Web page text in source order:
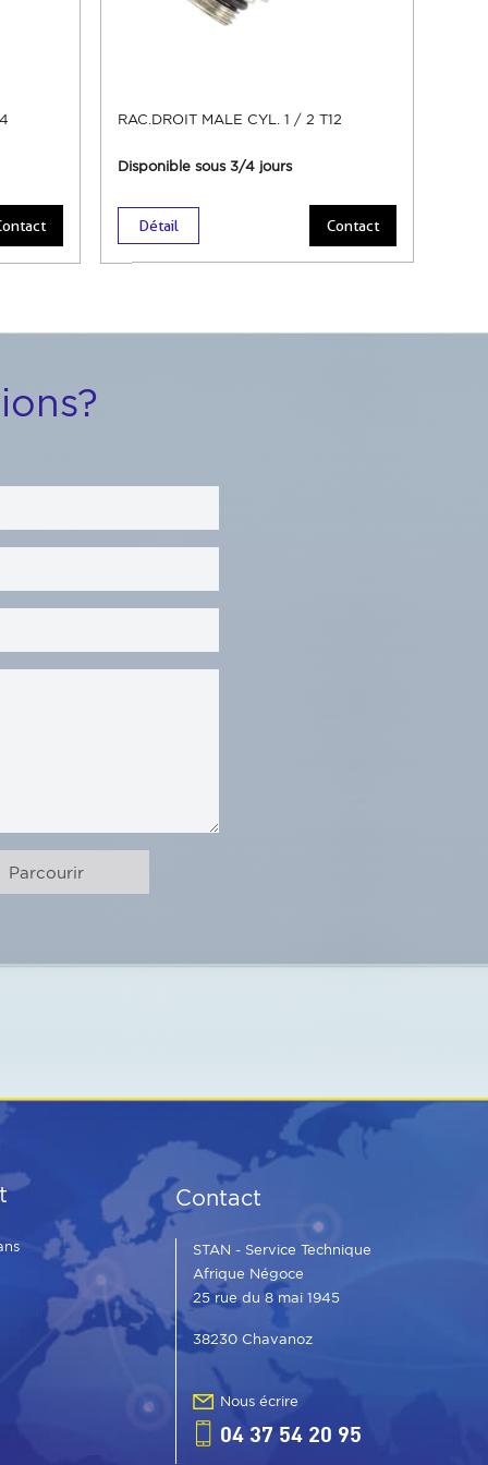
RAC.DROIT MALE CYL. 1 / 2 T12
Disponible sous 3/4 jours
Détail Contact
Contact
STAN - Service Technique
Afrique Négoce
25 rue du 8 mai 1945
38230 Chavanoz
Nous écrire
04 37 54 20 95